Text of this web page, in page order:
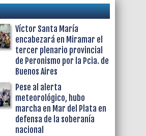
Víctor Santa María
encabezará en Miramar el
tercer plenario provincial
de Peronismo por la Pcia. de
Buenos Aires
Pese al alerta
meteorológico, hubo
marcha en Mar del Plata en
defensa de la soberanía
nacional